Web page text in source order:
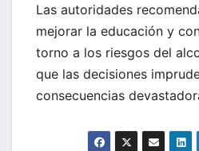
Las autoridades
mejorar la educación y
torno a los riesgos del
que las decisiones
consecuencias